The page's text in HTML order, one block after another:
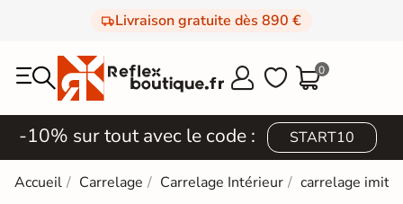
Livraison gratuite dès 890 €
  0
-10% sur tout avec le code : START10
Accueil Carrelage Carrelage Intérieur carrelage